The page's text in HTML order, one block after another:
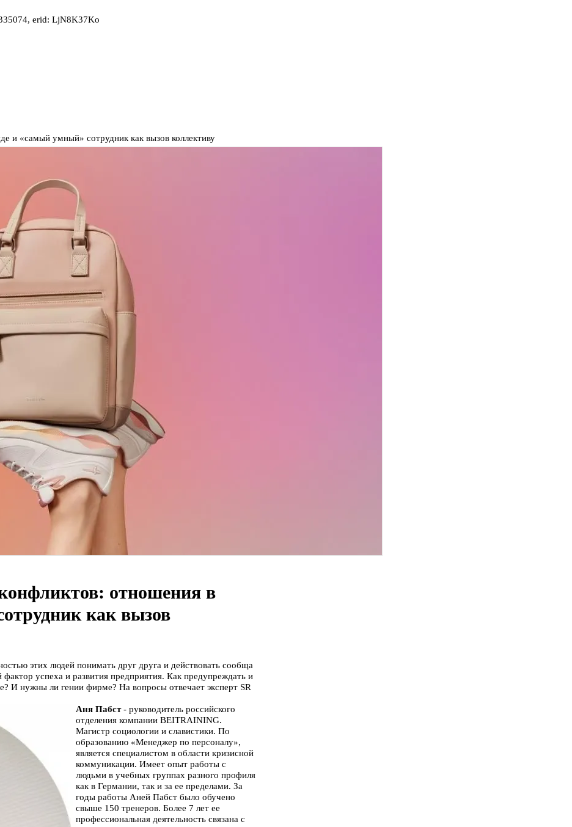
erid: LjN8K37Ko
и «самый умный» сотрудник как вызов коллективу
отношения в
как вызов
этих людей понимать друг друга и действовать сообща
успеха и развития предприятия. Как предупреждать и
И нужны ли гении фирме? На вопросы отвечает эксперт SR
Аня Пабст- руководитель российского
отделения компании BEITRAINING.
Магистр социологии и славистики. По
образованию «Менеджер по персоналу»,
является специалистом в области кризисной
коммуникации. Имеет опыт работы с
людьми в учебных группах разного профиля
как в Германии, так и за ее пределами. За
годы работы Аней Пабст было обучено
свыше 150 тренеров. Более 7 лет ее
профессиональная деятельность связана с